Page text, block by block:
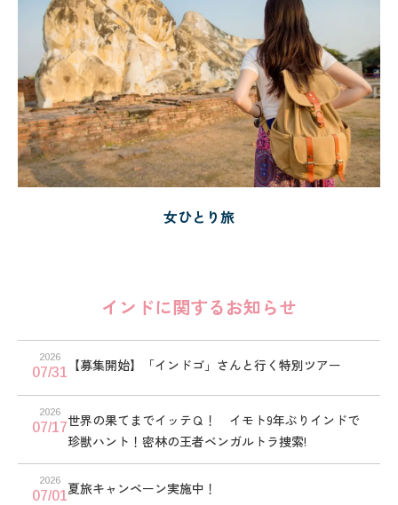
女ひとり旅
インドに関するお知らせ
2026
07/31 【募集開始】「インドゴ」さんと行く特別ツアー
2026
07/17世界の果てまでイッテＱ！ イモト9年ぶりインドで
珍獣ハント！密林の王者ベンガルトラ捜索!
2026
07/01夏旅キャンペーン実施中！